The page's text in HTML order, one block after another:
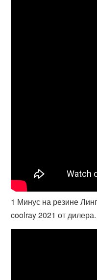
1 Минус на резине
coolray 2021 от дилера.